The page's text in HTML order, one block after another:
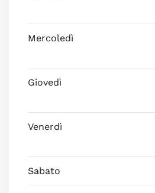
Mercoledì
Giovedì
Venerdì
Sabato